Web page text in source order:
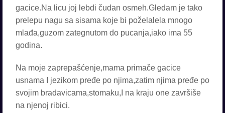
gacice.Na licu joj lebdi čudan osmeh.Gledam je tako
prelepu nagu sa sisama koje bi poželalela mnogo
mlađa,guzom zategnutom do pucanja,iako ima 55
godina.
Na moje zaprepašćenje,mama primače gacice
usnama I jezikom pređe po njima,zatim njima pređe po
svojim bradavicama,stomaku,I na kraju one završiše
na njenoj ribici.